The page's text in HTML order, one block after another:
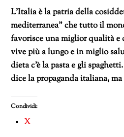
L’Italia è la patria della
mediterranea” che tutto il
favorisce una miglior qualità
vive più a lungo e in miglio
dieta c’è la pasta e gli
dice la propaganda italiana,
Condividi:
X